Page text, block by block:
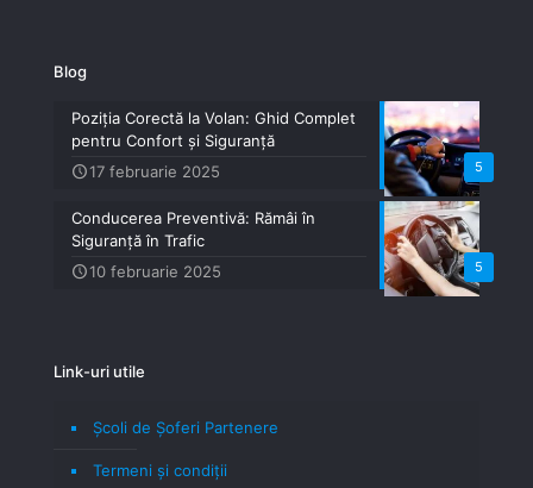
Blog
5
Poziția Corectă la Volan: Ghid Complet
pentru Confort și Siguranță
17 februarie 2025
5
Conducerea Preventivă: Rămâi în
Siguranță în Trafic
10 februarie 2025
Link-uri utile
Școli de Șoferi Partenere
Termeni şi condiţii